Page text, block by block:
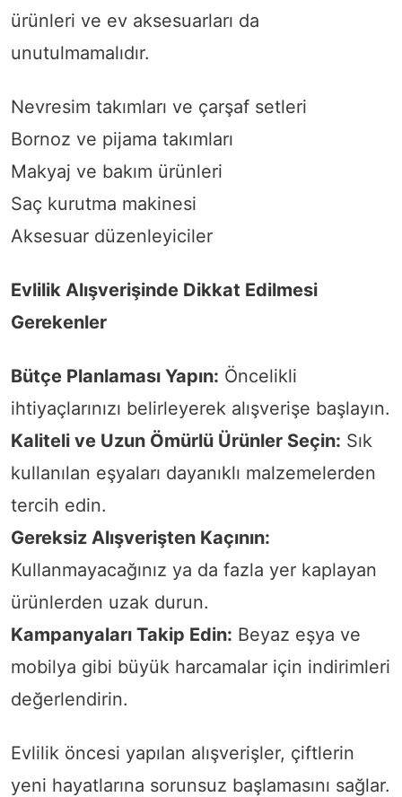
ürünleri ve ev aksesuarları da
unutulmamalıdır.
Nevresim takımları ve çarşaf setleri
Bornoz ve pijama takımları
Makyaj ve bakım ürünleri
Saç kurutma makinesi
Aksesuar düzenleyiciler
Evlilik Alışverişinde Dikkat Edilmesi
Gerekenler
Bütçe Planlaması Yapın: Öncelikli
ihtiyaçlarınızı belirleyerek alışverişe başlayın.
Kaliteli ve Uzun Ömürlü Ürünler Seçin: Sık
kullanılan eşyaları dayanıklı malzemelerden
tercih edin.
Gereksiz Alışverişten Kaçının:
Kullanmayacağınız ya da fazla yer kaplayan
ürünlerden uzak durun.
Kampanyaları Takip Edin: Beyaz eşya ve
mobilya gibi büyük harcamalar için indirimleri
değerlendirin.
Evlilik öncesi yapılan alışverişler, çiftlerin
yeni hayatlarına sorunsuz başlamasını sağlar.